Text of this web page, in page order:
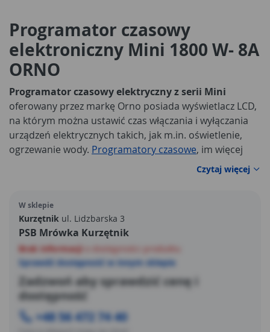
Programator czasowy
elektroniczny Mini 1800 W- 8A
ORNO
Programator czasowy elektryczny z serii Mini
oferowany przez markę Orno posiada wyświetlacz LCD,
na którym można ustawić czas włączania i wyłączania
urządzeń elektrycznych takich, jak m.in. oświetlenie,
ogrzewanie wody. Programatory czasowe, im więcej
funkcji posiadają, tym lepiej. Ten model jest
wyposażony w 10 programów czasowych, 7 kombinacji
COUNT DOWN, tryb pracy 12 lub 24 godzinny.
Czytaj więcej
W sklepie
Kurzętnik ul. Lidzbarska 3
PSB Mrówka Kurzętnik
Brak informacji
Sprawdź dostępność w innym sklepie
Zadzwoń aby sprawdzić cenę i
dostępność
+48 56 472 74 40